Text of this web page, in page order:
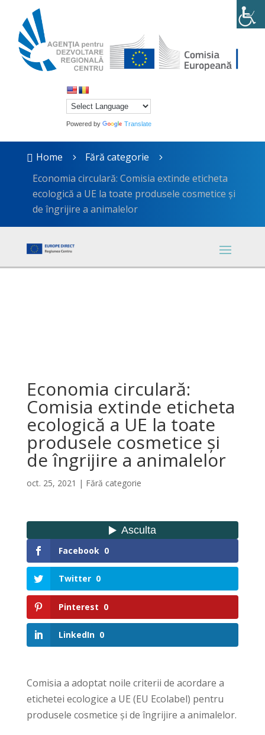
Powered by Translate
 Home 5 Fără categorie 5
Economia circulară: Comisia extinde eticheta
ecologică a UE la toate produsele cosmetice și
de îngrijire a animalelor
Economia circulară:
Comisia extinde eticheta
ecologică a UE la toate
produsele cosmetice și
de îngrijire a animalelor
oct. 25, 2021 | Fără categorie
Facebook 0
Twitter 0
Pinterest 0
LinkedIn 0
Comisia a adoptat noile criterii de acordare a
etichetei ecologice a UE (EU Ecolabel) pentru
produsele cosmetice și de îngrijire a animalelor.